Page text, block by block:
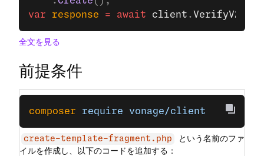
var response = await client .
全文を見る
前提条件
composer require vonage/client
create-template-fragment.php
という名前のファ
イルを作成し、以下のコードを追加する：